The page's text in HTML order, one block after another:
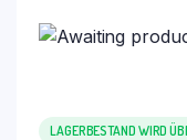
LAGERBESTAND WIRD